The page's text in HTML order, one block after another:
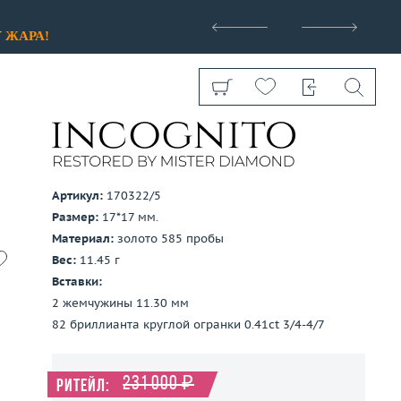
ЖАРА!
Показать все
Артикул: 170322/5
Размер: 17*17 мм.
Материал: золото 585 пробы
Вес: 11.45 г
Вставки:
2 жемчужины 11.30 мм
82 бриллианта круглой огранки 0.41ct 3/4-4/7
Ритейл: 231 000 ₽